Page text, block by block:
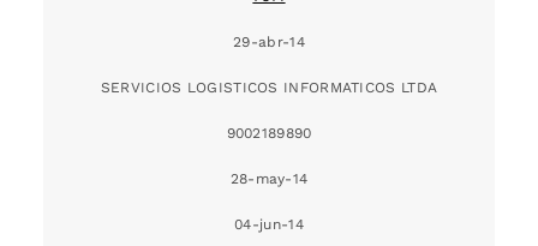
29-abr-14
SERVICIOS LOGISTICOS INFORMATICOS LTDA
9002189890
28-may-14
04-jun-14